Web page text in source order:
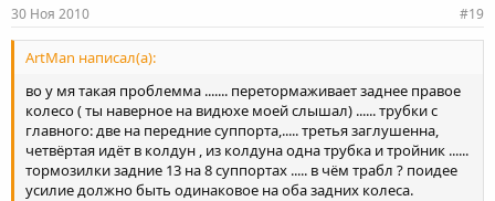
30 Ноя 2010 #19
ArtMan написал(а):
во у мя такая проблемма ....... перетормаживает заднее правое
колесо ( ты наверное на видюхе моей слышал) ...... трубки с
главного: две на передние суппорта,..... третья заглушенна,
четвёртая идёт в колдун , из колдуна одна трубка и тройник ......
тормозилки задние 13 на 8 суппортах ..... в чём трабл ? поидее
усилие должно быть одинаковое на оба задних колеса.